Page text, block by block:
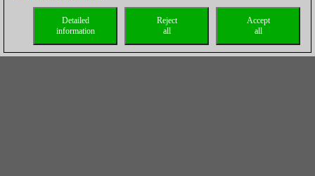
Accept
all
Reject
all
Detailed
information